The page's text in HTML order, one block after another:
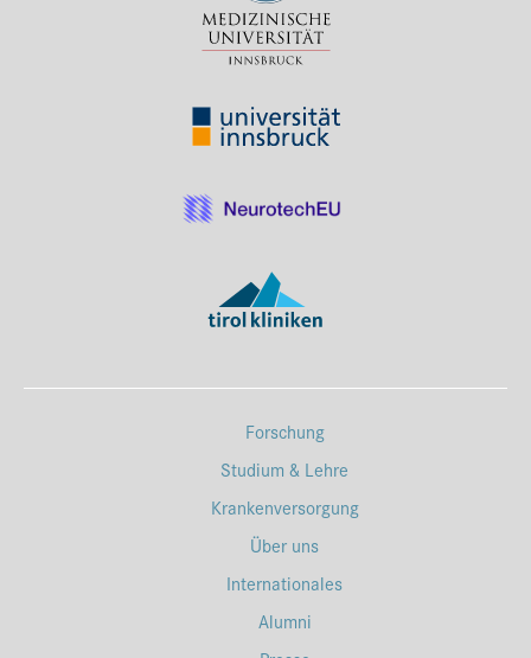
Forschung
Studium & Lehre
Krankenversorgung
Über uns
Internationales
Alumni